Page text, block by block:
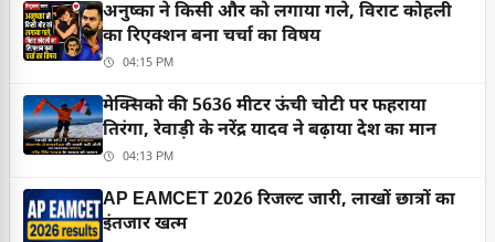
अनुष्का ने किसी और को लगाया गले, विराट कोहली
का रिएक्शन बना चर्चा का विषय
04:15 PM
मेक्सिको की 5636 मीटर ऊंची चोटी पर फहराया
तिरंगा, रेवाड़ी के नरेंद्र यादव ने बढ़ाया देश का मान
04:13 PM
AP EAMCET 2026 रिजल्ट जारी, लाखों छात्रों का
इंतजार खत्म